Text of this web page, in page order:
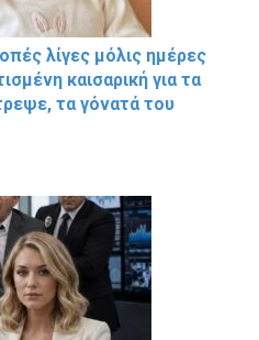
λίγες μόλις ημέρες
καισαρική για τα
τα γόνατά του